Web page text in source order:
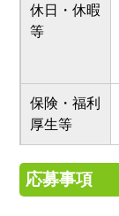
休日・休暇
等
保険・福利
厚生等
応募事項